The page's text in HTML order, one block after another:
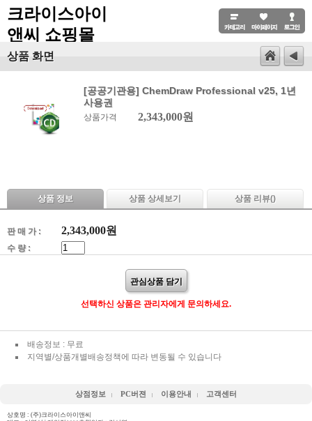
크라이스아이
앤씨 쇼핑몰
상품 화면
[공공기관용] ChemDraw Professional v25, 1년
사용권
상품가격 2,343,000원
상품 정보 상품 상세보기 상품 리뷰()
판 매 가 : 2,343,000원
수 량 :
관심상품 담기
선택하신 상품은 관리자에게 문의하세요.
배송정보 : 무료
지역별/상품개별배송정책에 따라 변동될 수 있습니다
상점정보 PC버젼 이용안내 고객센터
상호명 : (주)크라이스아이앤씨